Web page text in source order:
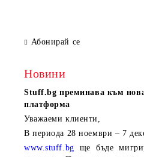
Абонирай се
Новини
Stuff.bg преминава към
платформа
Уважаеми клиенти,
В периода 28 ноември – 7
www.stuff.bg ще бъде